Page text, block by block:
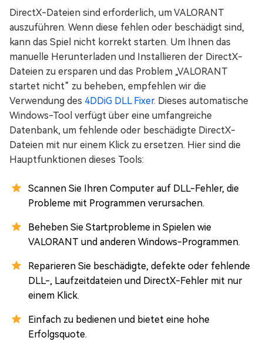
DirectX-Dateien sind erforderlich, um VALORANT
auszuführen. Wenn diese fehlen oder beschädigt sind,
kann das Spiel nicht korrekt starten. Um Ihnen das
manuelle Herunterladen und Installieren der DirectX-
Dateien zu ersparen und das Problem „VALORANT
startet nicht“ zu beheben, empfehlen wir die
Verwendung des 4DDiG DLL Fixer. Dieses automatische
Windows-Tool verfügt über eine umfangreiche
Datenbank, um fehlende oder beschädigte DirectX-
Dateien mit nur einem Klick zu ersetzen. Hier sind die
Hauptfunktionen dieses Tools:
Scannen Sie Ihren Computer auf DLL-Fehler, die
Probleme mit Programmen verursachen.
Beheben Sie Startprobleme in Spielen wie
VALORANT und anderen Windows-Programmen.
Reparieren Sie beschädigte, defekte oder fehlende
DLL-, Laufzeitdateien und DirectX-Fehler mit nur
einem Klick.
Einfach zu bedienen und bietet eine hohe
Erfolgsquote.